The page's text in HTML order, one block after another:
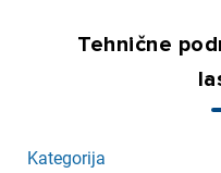
Tehnične
Kategorija